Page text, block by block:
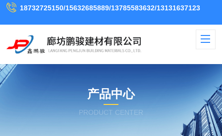
18732725150/15632685889/13785583632/13131637123
产品中心
PRODUCT CENTER